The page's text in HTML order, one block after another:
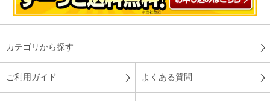
カテゴリから探す
ご利用ガイド よくある質問